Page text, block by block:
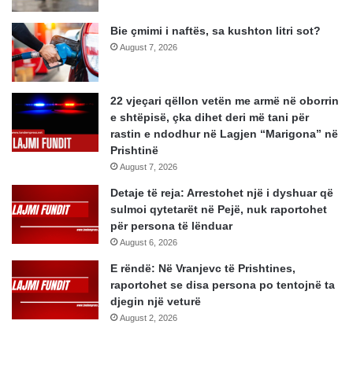
Bie çmimi i naftës, sa kushton litri sot?
August 7, 2026
22 vjeçari qëllon vetën me armë në oborrin
e shtëpisë, çka dihet deri më tani për
rastin e ndodhur në Lagjen “Marigona” në
Prishtinë
August 7, 2026
Detaje të reja: Arrestohet një i dyshuar që
sulmoi qytetarët në Pejë, nuk raportohet
për persona të lënduar
August 6, 2026
E rëndë: Në Vranjevc të Prishtines,
raportohet se disa persona po tentojnë ta
djegin një veturë
August 2, 2026